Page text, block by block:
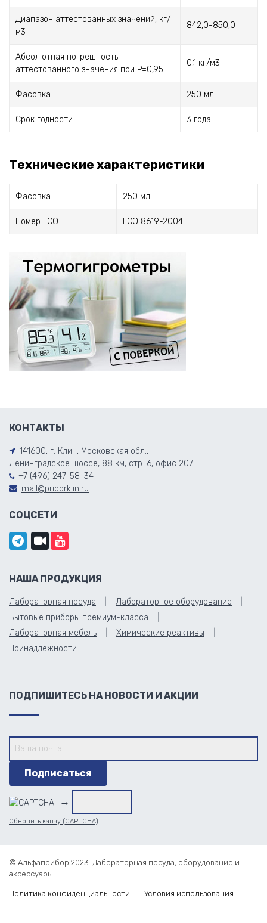
Диапазон аттестованных значений, кг/
м3
842,0-850,0
Абсолютная погрешность
аттестованного значения при Р=0,95
0,1 кг/м3
Фасовка 250 мл
Срок годности 3 года
Технические характеристики
Фасовка 250 мл
Номер ГСО ГСО 8619-2004
КОНТАКТЫ
141600, г. Клин, Московская обл.,
Ленинградское шоссе, 88 км, стр. 6, офис 207
+7 (496) 247-58-34
mail@priborklin.ru
СОЦСЕТИ
НАША ПРОДУКЦИЯ
Лабораторная посуда
Лабораторное оборудование
Бытовые приборы премиум-класса
Лабораторная мебель
Химические реактивы
Принадлежности
ПОДПИШИТЕСЬ НА НОВОСТИ И АКЦИИ
→
Обновить капчу (CAPTCHA)
© Альфаприбор 2023. Лабораторная посуда, оборудование и
аксессуары.
Политика конфиденциальности Условия использования